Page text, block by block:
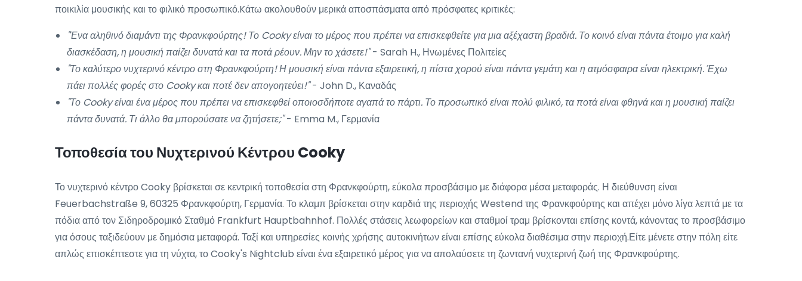
ποικιλία μουσικής και το φιλικό προσωπικό.Kάτω ακολουθούν μερικά αποσπάσματα από πρόσφατες κριτικές:
"Ένα αληθινό διαμάντι της Φρανκφούρτης! Το Cooky είναι το μέρος που πρέπει να επισκεφθείτε για μια αξέχαστη βραδιά. Το κοινό είναι πάντα έτοιμο για καλή
διασκέδαση, η μουσική παίζει δυνατά και τα ποτά ρέουν. Μην το χάσετε!"- Sarah H., Ηνωμένες Πολιτείες
"Το καλύτερο νυχτερινό κέντρο στη Φρανκφούρτη! Η μουσική είναι πάντα εξαιρετική, η πίστα χορού είναι πάντα γεμάτη και η ατμόσφαιρα είναι ηλεκτρική. Έχω
πάει πολλές φορές στο Cooky και ποτέ δεν απογοητεύει!"- John D., Καναδάς
"Το Cooky είναι ένα μέρος που πρέπει να επισκεφθεί οποιοσδήποτε αγαπά το πάρτι. Το προσωπικό είναι πολύ φιλικό, τα ποτά είναι φθηνά και η μουσική παίζει
πάντα δυνατά. Τι άλλο θα μπορούσατε να ζητήσετε;"- Emma M., Γερμανία
Τοποθεσία του Νυχτερινού Κέντρου Cooky
Το νυχτερινό κέντρο Cooky βρίσκεται σε κεντρική τοποθεσία στη Φρανκφούρτη, εύκολα προσβάσιμο με διάφορα μέσα μεταφοράς. Η διεύθυνση είναι
Feuerbachstraße 9, 60325 Φρανκφούρτη, Γερμανία. Το κλαμπ βρίσκεται στην καρδιά της περιοχής Westend της Φρανκφούρτης και απέχει μόνο λίγα λεπτά με τα
πόδια από τον Σιδηροδρομικό Σταθμό Frankfurt Hauptbahnhof. Πολλές στάσεις λεωφορείων και σταθμοί τραμ βρίσκονται επίσης κοντά, κάνοντας το προσβάσιμο
για όσους ταξιδεύουν με δημόσια μεταφορά. Ταξί και υπηρεσίες κοινής χρήσης αυτοκινήτων είναι επίσης εύκολα διαθέσιμα στην περιοχή.Είτε μένετε στην πόλη είτε
απλώς επισκέπτεστε για τη νύχτα, το Cooky's Nightclub είναι ένα εξαιρετικό μέρος για να απολαύσετε τη ζωντανή νυχτερινή ζωή της Φρανκφούρτης.